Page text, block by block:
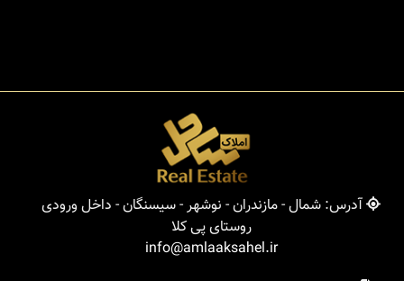
آدرس: شمال - مازندران - نوشهر - سیسنگان - داخل ورودی
روستای پی کلا
info@amlaaksahel.ir